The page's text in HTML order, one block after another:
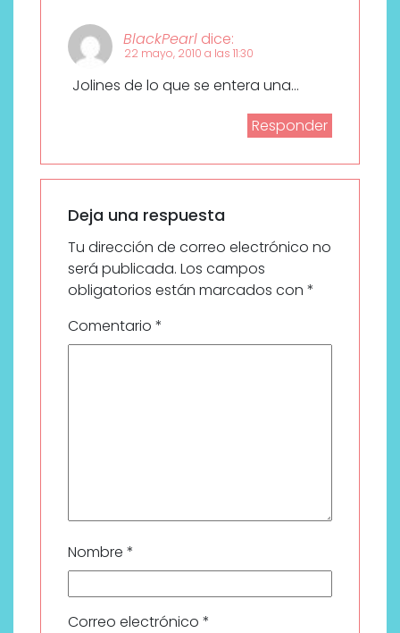
BlackPearl dice:
22 mayo, 2010 a las 11:30
Jolines de lo que se entera una…
Responder
Deja una respuesta
Tu dirección de correo electrónico no
será publicada. Los campos
obligatorios están marcados con *
Comentario *
Nombre *
Correo electrónico *